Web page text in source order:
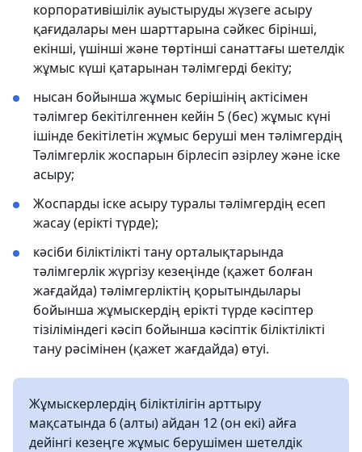
корпоративішілік ауыстыруды жүзеге асыру
қағидалары мен шарттарына сәйкес бірінші,
екінші, үшінші және төртінші санаттағы шетелдік
жұмыс күші қатарынан тәлімгерді бекіту;
нысан бойынша жұмыс берішінің актісімен
тәлімгер бекітілгеннен кейін 5 (бес) жұмыс күні
ішінде бекітілетін жұмыс беруші мен тәлімгердің
Тәлімгерлік жоспарын бірлесіп әзірлеу және іске
асыру;
Жоспарды іске асыру туралы тәлімгердің есеп
жасау (ерікті түрде);
кәсіби біліктілікті тану орталықтарында
тәлімгерлік жүргізу кезеңінде (қажет болған
жағдайда) тәлімгерліктің қорытындылары
бойынша жұмыскердің ерікті түрде кәсіптер
тізіліміндегі кәсіп бойынша кәсіптік біліктілікті
тану рәсімінен (қажет жағдайда) өтуі.
Жұмыскерлердің біліктілігін арттыру
мақсатында 6 (алты) айдан 12 (он екі) айға
дейінгі кезеңге жұмыс берушімен шетелдік